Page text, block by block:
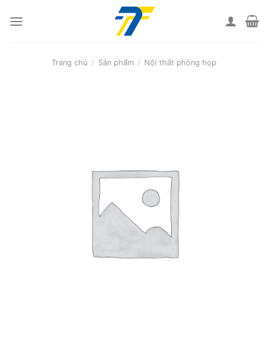
Trang chủ / Sản phẩm / Nội thất phòng họp